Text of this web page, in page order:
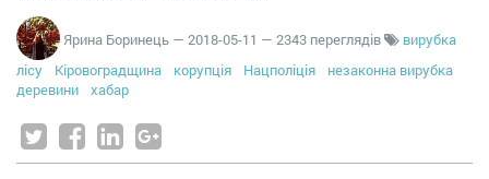
Ярина Боринець — 2018-05-11 — 2343 переглядів
вирубка
лісу
Кіровоградщина корупція Нацполіція
незаконна вирубка
деревини
хабар